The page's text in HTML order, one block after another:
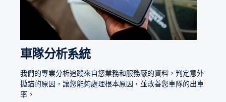
車隊分析系統
我們的專業分析追蹤來自您業務和服務廠的資料，判定意外
拋錨的原因，讓您能夠處理根本原因，並改善您車隊的出車
率。